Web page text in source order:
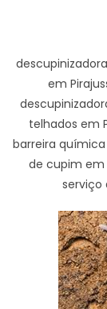
em
telhados em
barreira
de cupim em
serviço